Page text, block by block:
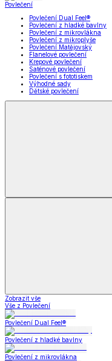
Povlečení
Povlečení Dual Feel®
Povlečení z hladké bavlny
Povlečení z mikrovlákna
Povlečení z mikroplyše
Povlečení Matějovský
Flanelové povlečení
Krepové povlečení
Saténové povlečení
Povlečení s fototiskem
Výhodné sady
Dětské povlečení
Zobrazit vše
Vše z Povlečení
Povlečení Dual Feel®
Povlečení z hladké bavlny
Povlečení z mikrovlákna